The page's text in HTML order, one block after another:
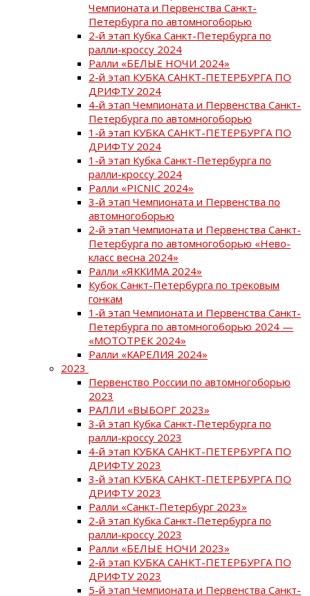
Чемпионата и Первенства Санкт-
Петербурга по автомногоборью
2-й этап Кубка Санкт-Петербурга по
ралли-кроссу 2024
Ралли «БЕЛЫЕ НОЧИ 2024»
2-й этап КУБКА САНКТ-ПЕТЕРБУРГА ПО
ДРИФТУ 2024
4-й этап Чемпионата и Первенства Санкт-
Петербурга по автомногоборью
1-й этап КУБКА САНКТ-ПЕТЕРБУРГА ПО
ДРИФТУ 2024
1-й этап Кубка Санкт-Петербурга по
ралли-кроссу 2024
Ралли «PICNIC 2024»
3-й этап Чемпионата и Первенства по
автомногоборью
2-й этап Чемпионата и Первенства Санкт-
Петербурга по автомногоборью «Нево-
класс весна 2024»
Ралли «ЯККИМА 2024»
Кубок Санкт-Петербурга по трековым
гонкам
1-й этап Чемпионата и Первенства Санкт-
Петербурга по автомногоборью 2024 —
«МОТОТРЕК 2024»
Ралли «КАРЕЛИЯ 2024»
2023
Первенство России по автомногоборью
2023
РАЛЛИ «ВЫБОРГ 2023»
3-й этап Кубка Санкт-Петербурга по
ралли-кроссу 2023
4-й этап КУБКА САНКТ-ПЕТЕРБУРГА ПО
ДРИФТУ 2023
3-й этап КУБКА САНКТ-ПЕТЕРБУРГА ПО
ДРИФТУ 2023
Ралли «Санкт-Петербург 2023»
2-й этап Кубка Санкт-Петербурга по
ралли-кроссу 2023
Ралли «БЕЛЫЕ НОЧИ 2023»
2-й этап КУБКА САНКТ-ПЕТЕРБУРГА ПО
ДРИФТУ 2023
5-й этап Чемпионата и Первенства Санкт-